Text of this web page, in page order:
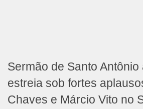
Sermão de Santo Antônio
estreia sob fortes
Chaves e Márcio Vito no